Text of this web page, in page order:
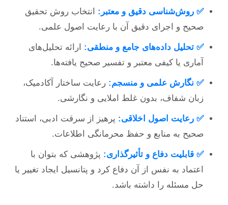
✅ روش‌شناسی دقیق و معتبر: انتخاب روش تحقیق
صحیح و اجرای دقیق آن با رعایت اصول علمی.
✅ تحلیل داده‌های جامع و منطقی: ارائه تحلیل‌های
آماری یا کیفی معتبر و تفسیر صحیح یافته‌ها.
✅ نگارش علمی و منسجم: رعایت ساختار آکادمیک،
زبان شفاف، بدون غلط املایی و نگارشی.
✅ رعایت اصول اخلاقی: پرهیز از سرقت ادبی، استناد
صحیح به منابع و حفظ محرمانگی اطلاعات.
✅ قابلیت دفاع و تأثیرگذاری: پژوهشی که بتوان با
اعتماد به نفس از آن دفاع کرد و پتانسیل ایجاد تغییر یا
حل مسئله را داشته باشد.